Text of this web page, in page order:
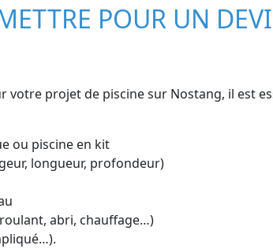
POUR UN
votre projet de piscine sur Nostang, il est
ou piscine en kit
longueur, profondeur)
abri, chauffage…)